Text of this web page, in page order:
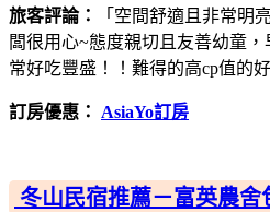
旅客評論：
「空間舒適且非常明
闆很用心~態度親切且友善幼童
常好吃豐盛！！難得的高cp值的
訂房優惠： AsiaYo訂房
冬山民宿推薦－富英農舍